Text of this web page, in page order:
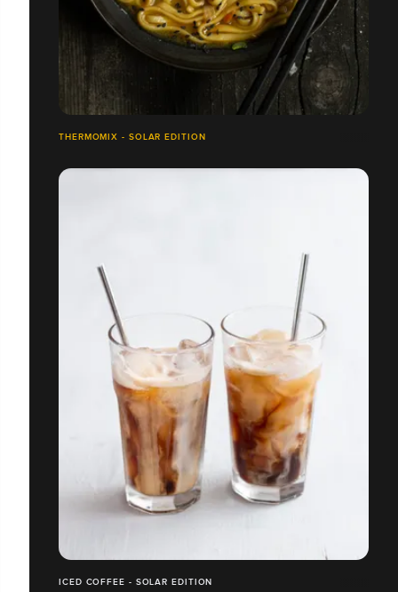
THERMOMIX - SOLAR EDITION
ICED COFFEE - SOLAR EDITION